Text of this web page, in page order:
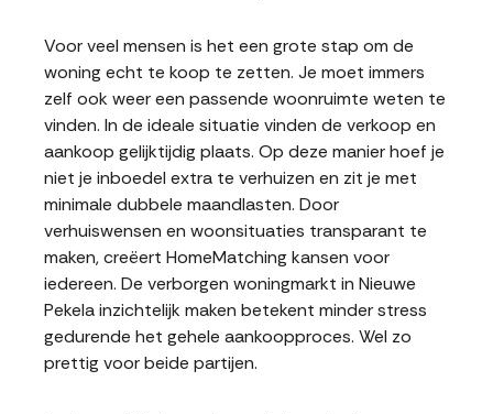
Voor veel mensen is het een grote stap om de
woning echt te koop te zetten. Je moet immers
zelf ook weer een passende woonruimte weten te
vinden. In de ideale situatie vinden de verkoop en
aankoop gelijktijdig plaats. Op deze manier hoef je
niet je inboedel extra te verhuizen en zit je met
minimale dubbele maandlasten. Door
verhuiswensen en woonsituaties transparant te
maken, creëert HomeMatching kansen voor
iedereen. De verborgen woningmarkt in Nieuwe
Pekela inzichtelijk maken betekent minder stress
gedurende het gehele aankoopproces. Wel zo
prettig voor beide partijen.